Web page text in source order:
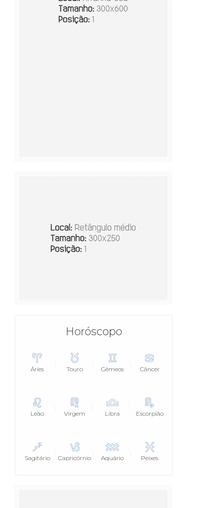
Horóscopo
Áries Touro Gêmeos Câncer
Leão Virgem Libra Escorpião
Sagitário Capricórnio Aquário Peixes